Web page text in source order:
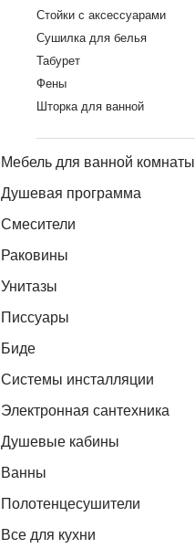
Стойки с аксессуарами
Сушилка для белья
Табурет
Фены
Шторка для ванной
Мебель для ванной комнаты
Душевая программа
Смесители
Раковины
Унитазы
Писсуары
Биде
Системы инсталляции
Электронная сантехника
Душевые кабины
Ванны
Полотенцесушители
Все для кухни